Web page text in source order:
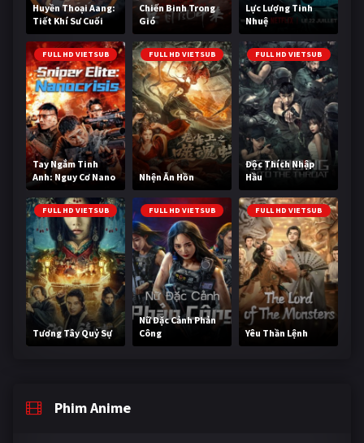
Huyền Thoại Aang:
Tiết Khí Sư Cuối
Cùng
Chiến Binh Trong
Gió
Lực Lượng Tinh
Nhuệ
FULL HD VIETSUB
Tay Ngắm Tinh
Anh: Nguy Cơ Nano
FULL HD VIETSUB
Nhện Ăn Hồn
FULL HD VIETSUB
Độc Thích Nhập
Hầu
FULL HD VIETSUB
Tương Tây Quỷ Sự
FULL HD VIETSUB
Nữ Đặc Cảnh Phản
Công
FULL HD VIETSUB
Yêu Thần Lệnh
Phim Anime